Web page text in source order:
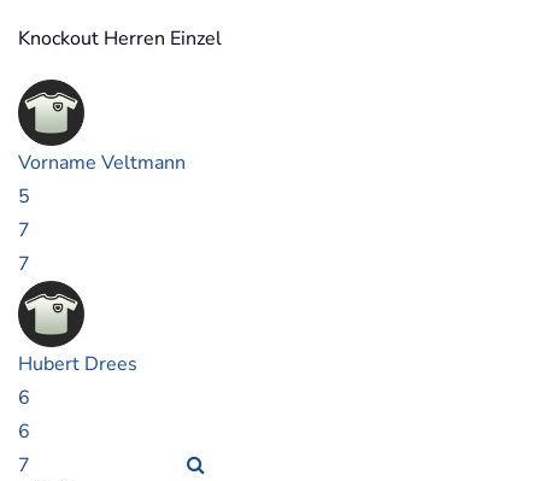
Knockout Herren Einzel
Vorname Veltmann
5
7
7
Hubert Drees
6
6
7